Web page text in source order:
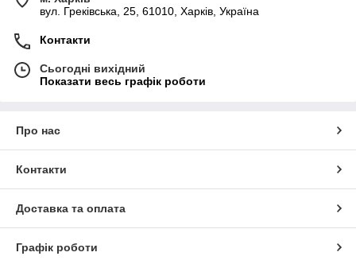
вул. Греківська, 25, 61010, Харків, Україна
Контакти
Сьогодні вихідний
Показати весь графік роботи
Про нас
Контакти
Доставка та оплата
Графік роботи